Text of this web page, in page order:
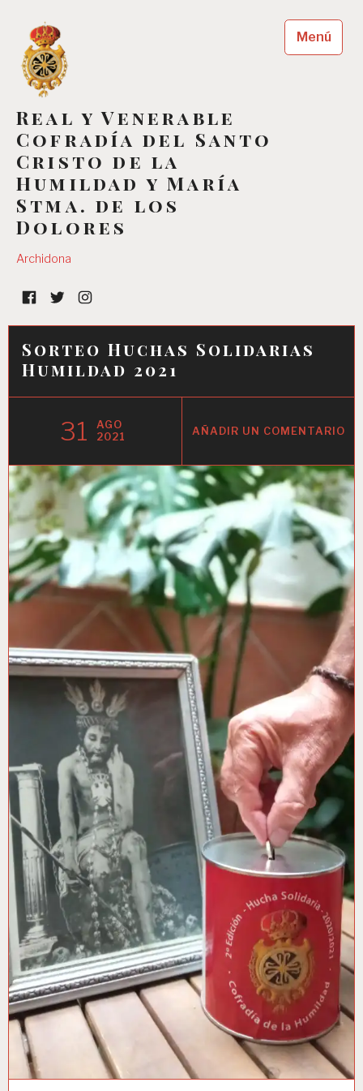
contenido
Real y Venerable
Cofradía del Santo
Cristo de la
Humildad y María
Stma. de los
Dolores
Archidona
FacebookTwitterInstagram
Menú
Sorteo Huchas Solidarias
Humildad 2021
31
AGO
2021
AÑADIR UN COMENTARIO